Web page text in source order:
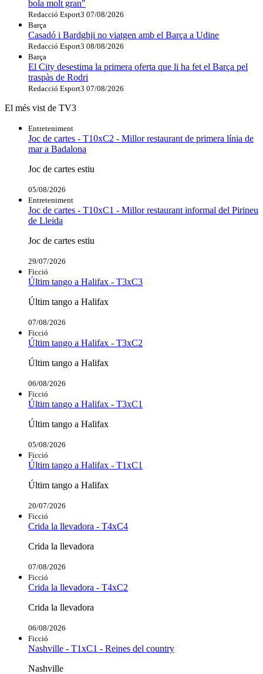
bola molt gran"
Redacció Esport3 07/08/2026
Barça
Casadó i Bardghji no viatgen amb el Barça a Udine
Redacció Esport3 08/08/2026
Barça
El City desestima la primera oferta que li ha fet el Barça pel
traspàs de Rodri
Redacció Esport3 07/08/2026
El més vist de TV3
Entreteniment
Joc de cartes - T10xC2 - Millor restaurant de primera línia de
mar a Badalona
Joc de cartes estiu
05/08/2026
Entreteniment
Joc de cartes - T10xC1 - Millor restaurant informal del Pirineu
de Lleida
Joc de cartes estiu
29/07/2026
Ficció
Últim tango a Halifax - T3xC3
Últim tango a Halifax
07/08/2026
Ficció
Últim tango a Halifax - T3xC2
Últim tango a Halifax
06/08/2026
Ficció
Últim tango a Halifax - T3xC1
Últim tango a Halifax
05/08/2026
Ficció
Últim tango a Halifax - T1xC1
Últim tango a Halifax
20/07/2026
Ficció
Crida la llevadora - T4xC4
Crida la llevadora
07/08/2026
Ficció
Crida la llevadora - T4xC2
Crida la llevadora
06/08/2026
Ficció
Nashville - T1xC1 - Reines del country
Nashville